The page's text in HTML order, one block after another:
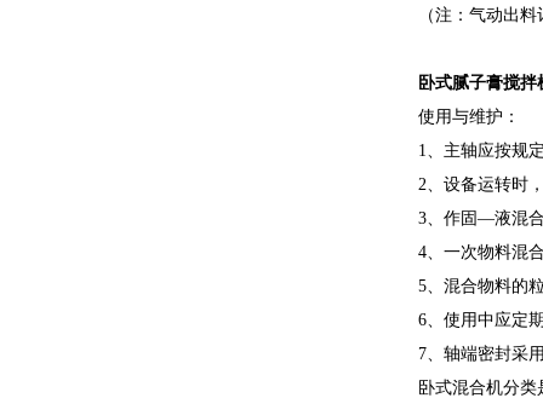
（注：气动出
卧式腻子膏搅拌
使用与维护：
1、主轴应按规
2、设备运转时
3、作固—液混
4、一次物料混
5、混合物料的
6、使用中应定
7、轴端密封采
卧式混合机分类